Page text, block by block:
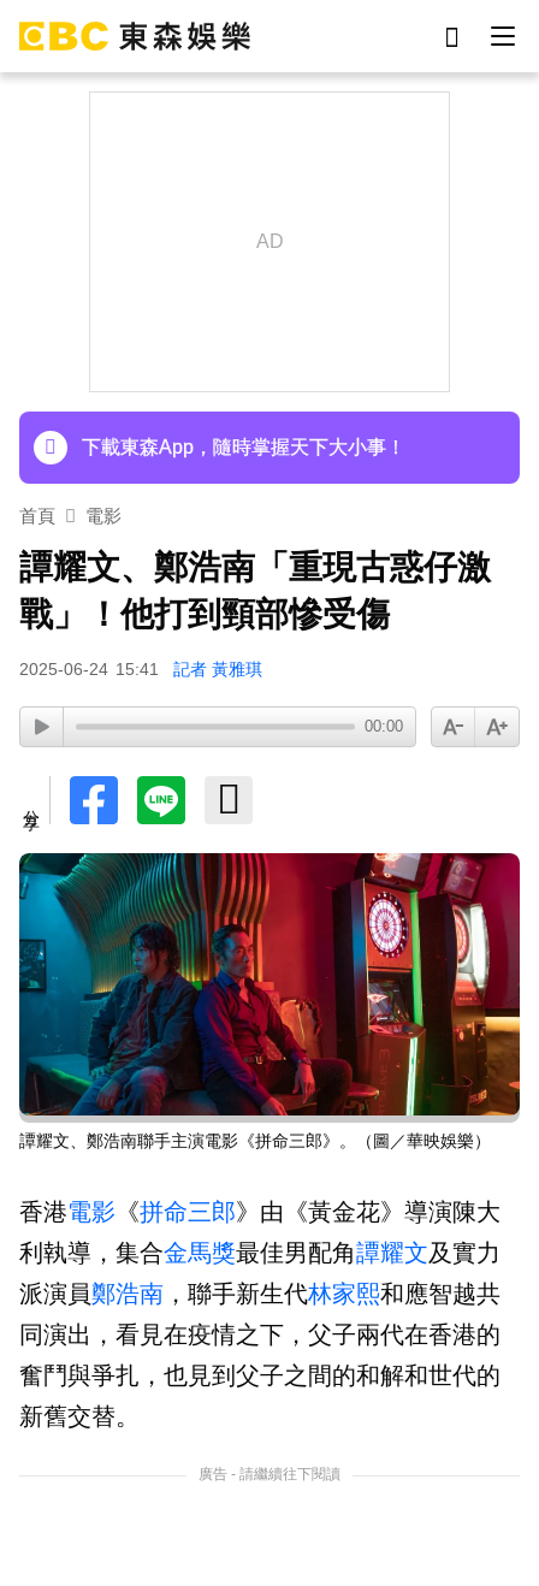
下載東森App，隨時掌握天下大小事！
備賽狂操滿手繭
下載東森App，隨時掌握天下大小事！
温嵐挺過敗血性休克首露面！「住ICU搶救11天」
首頁 電影
譚耀文、鄭浩南「重現古惑仔激
戰」！他打到頸部慘受傷
2025-06-24 15:41 記者 黃雅琪
00:00
譚耀文、鄭浩南聯手主演電影《拼命三郎》。（圖／華映娛樂）
香港電影 《拼命三郎》由《黃金花》導演陳大
利執導，集合金馬獎最佳男配角譚耀文及實力
派演員鄭浩南 ，聯手新生代林家熙和應智越共
同演出，看見在疫情之下，父子兩代在香港的
奮鬥與爭扎，也見到父子之間的和解和世代的
新舊交替。
廣告 - 請繼續往下閱讀